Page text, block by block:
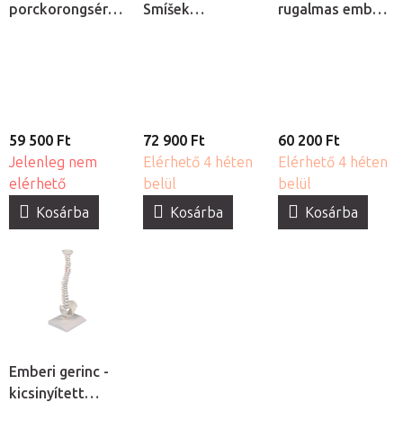
porckorongsérv
59 500 Ft
Jelenleg nem
elérhető
Kosárba
Smíšek
72 900 Ft
Elérhető 4 héten
belül
Kosárba
rugalmas emberi
60 200 Ft
Elérhető 4 héten
belül
Kosárba
Emberi gerinc -
kicsinyített